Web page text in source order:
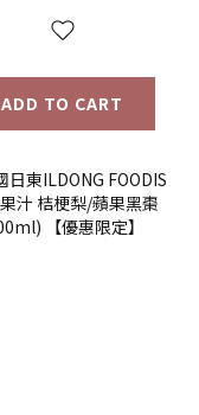
ADD TO CART